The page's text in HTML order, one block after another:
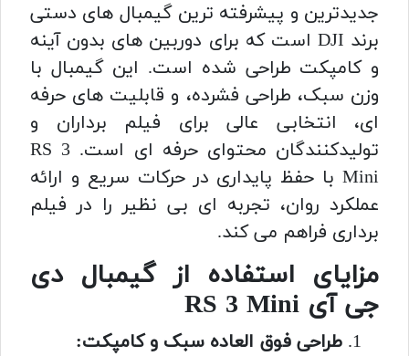
جدیدترین و پیشرفته ترین گیمبال های دستی
برند DJI است که برای دوربین های بدون آینه
و کامپکت طراحی شده است. این گیمبال با
وزن سبک، طراحی فشرده، و قابلیت های حرفه
ای، انتخابی عالی برای فیلم برداران و
تولیدکنندگان محتوای حرفه ای است. RS 3
Mini با حفظ پایداری در حرکات سریع و ارائه
عملکرد روان، تجربه ای بی نظیر را در فیلم
برداری فراهم می کند.
مزایای استفاده از گیمبال دی
جی آی RS 3 Mini
طراحی فوق العاده سبک و کامپکت: